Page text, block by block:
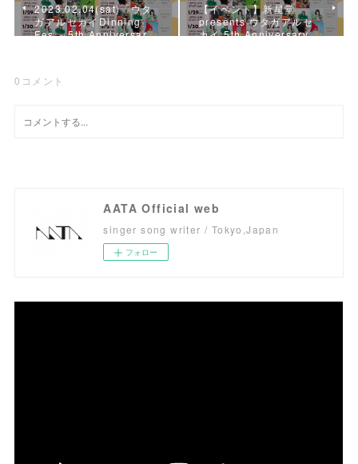
2023.02.04(sat)「ウタ
ガアルセカイDinning
Fes ～5th Anniversar…
【イベント】新星堂
presents ウタガアルセ
カイ 5th Anniversary …
0 コメント
AATA Official web
singer song writer / Tokyo,Japan
フォロー